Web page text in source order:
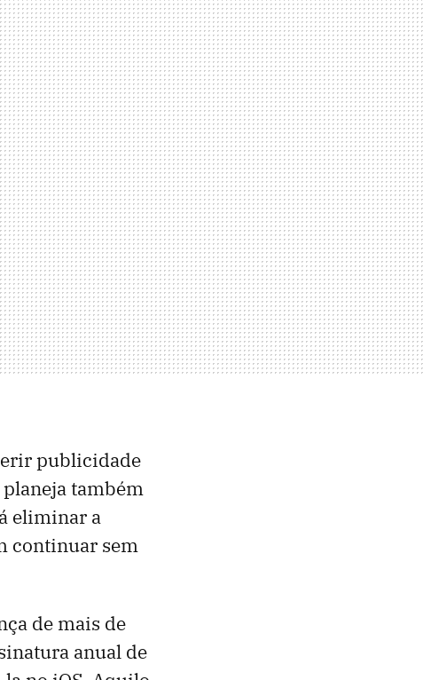
publicidade
também
eliminar a
continuar sem
de mais de
anual de